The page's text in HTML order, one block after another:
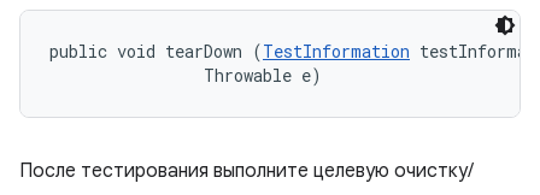
public void tearDown (TestInformation
                Throwable e)
После тестирования выполните целевую очистку/